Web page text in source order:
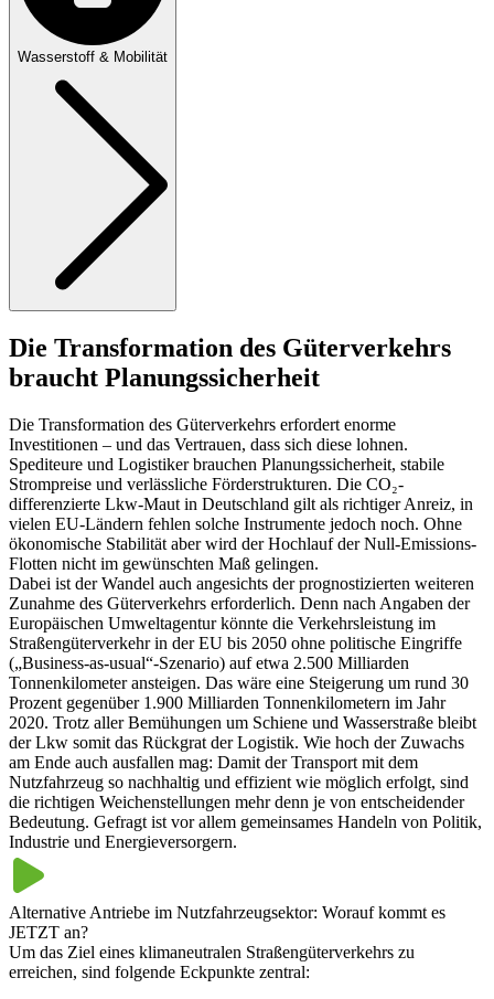
Wasserstoff & Mobilität
Die Transformation des Güterverkehrs
braucht Planungssicherheit
Die Transformation des Güterverkehrs erfordert enorme
Investitionen – und das Vertrauen, dass sich diese lohnen.
Spediteure und Logistiker brauchen Planungssicherheit, stabile
Strompreise und verlässliche Förderstrukturen. Die CO₂-
differenzierte Lkw-Maut in Deutschland gilt als richtiger Anreiz, in
vielen EU-Ländern fehlen solche Instrumente jedoch noch. Ohne
ökonomische Stabilität aber wird der Hochlauf der Null-Emissions-
Flotten nicht im gewünschten Maß gelingen.
Dabei ist der Wandel auch angesichts der prognostizierten weiteren
Zunahme des Güterverkehrs erforderlich. Denn nach Angaben der
Europäischen Umweltagentur könnte die Verkehrsleistung im
Straßengüterverkehr in der EU bis 2050 ohne politische Eingriffe
(„Business-as-usual“-Szenario) auf etwa 2.500 Milliarden
Tonnenkilometer ansteigen. Das wäre eine Steigerung um rund 30
Prozent gegenüber 1.900 Milliarden Tonnenkilometern im Jahr
2020. Trotz aller Bemühungen um Schiene und Wasserstraße bleibt
der Lkw somit das Rückgrat der Logistik. Wie hoch der Zuwachs
am Ende auch ausfallen mag: Damit der Transport mit dem
Nutzfahrzeug so nachhaltig und effizient wie möglich erfolgt, sind
die richtigen Weichenstellungen mehr denn je von entscheidender
Bedeutung. Gefragt ist vor allem gemeinsames Handeln von Politik,
Industrie und Energieversorgern.
Alternative Antriebe im Nutzfahrzeugsektor: Worauf kommt es
JETZT an?
Um das Ziel eines klimaneutralen Straßengüterverkehrs zu
erreichen, sind folgende Eckpunkte zentral: